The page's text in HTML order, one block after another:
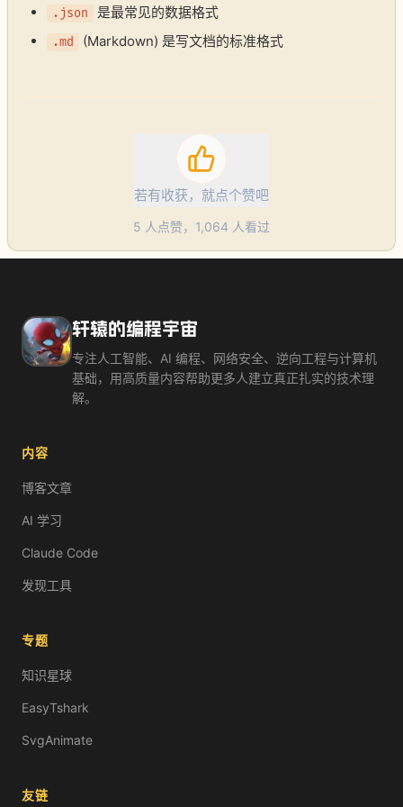
.json
是最常见的数据格式
.md (Markdown) 是写文档的标准格式
若有收获，就点个赞吧
5 人点赞， 1,064 人看过
轩辕的编程宇宙
专注人工智能、AI 编程、网络安全、逆向工程与计算机
基础，用高质量内容帮助更多人建立真正扎实的技术理
解。
内容
博客文章
AI 学习
Claude Code
发现工具
专题
知识星球
EasyTshark
SvgAnimate
友链